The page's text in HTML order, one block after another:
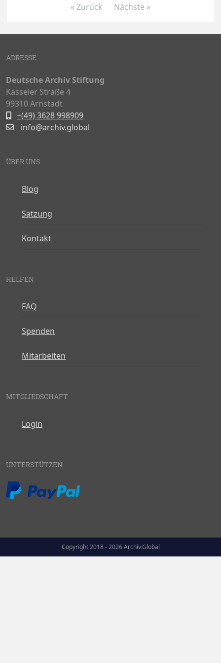
« Zurück Nächste »
ADRESSE
Deutsche Archiv Stiftung
Kasseler Straße 4
99310 Arnstadt
+(49) 3628 998909
info@archiv.global
ÜBER UNS
Blog
Satzung
Kontakt
HELFEN
FAQ
Spenden
Mitarbeiten
MITGLIEDSCHAFT
Login
UNTERSTÜTZEN
Copyright 2018 - 2026 Archiv.Global